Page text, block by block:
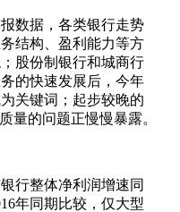
数据，各类银行走势
结构、盈利能力等方
股份制银行和城商行
的快速发展后，今年
关键词；起步较晚的
量的问题正慢慢暴露。
行整体净利润增速同
年同期比较，仅大型